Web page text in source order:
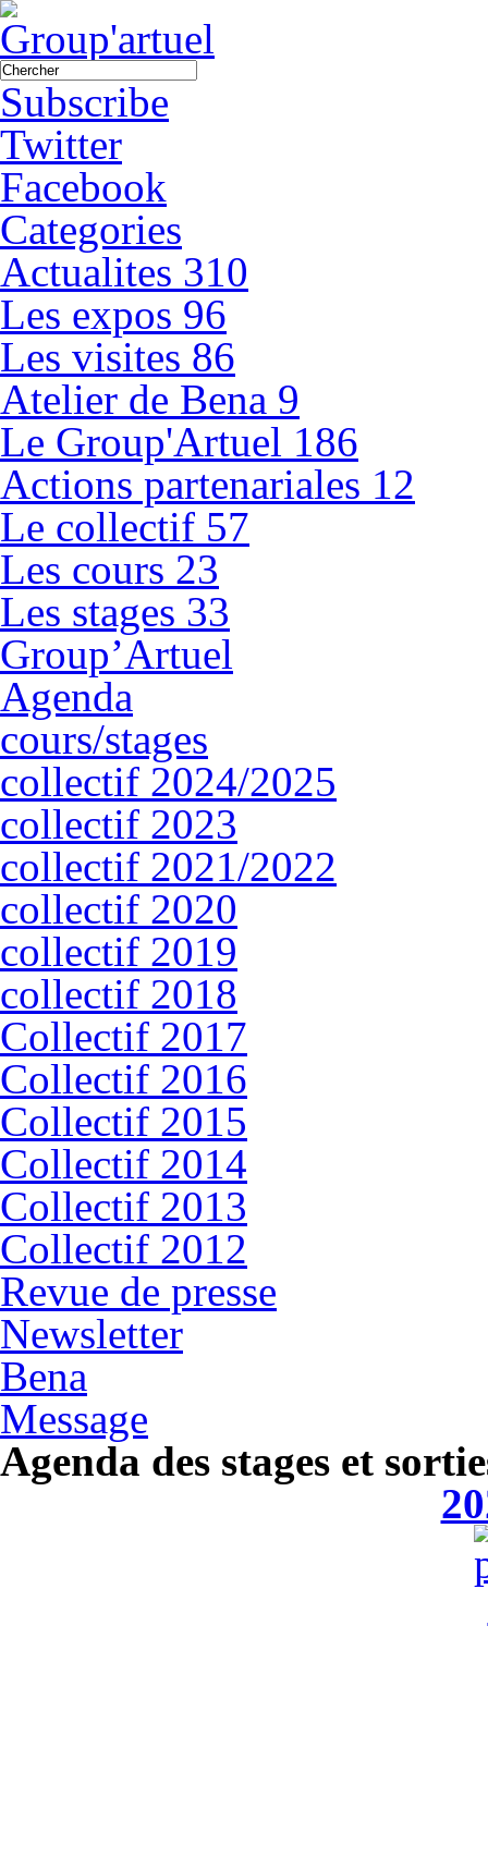
Subscribe
Twitter
Facebook
Categories
Actualites 310
Les expos 96
Les visites 86
Atelier de Bena 9
Le Group'Artuel 186
Actions partenariales 12
Le collectif 57
Les cours 23
Les stages 33
Group’Artuel
Agenda
cours/stages
collectif 2024/2025
collectif 2023
collectif 2021/2022
collectif 2020
collectif 2019
collectif 2018
Collectif 2017
Collectif 2016
Collectif 2015
Collectif 2014
Collectif 2013
Collectif 2012
Revue de presse
Newsletter
Bena
Message
Agenda des stages et